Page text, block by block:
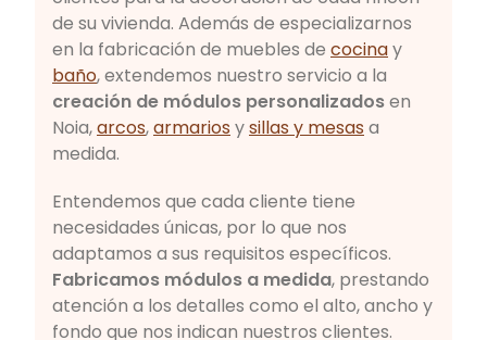
de su vivienda. Además de especializarnos
en la fabricación de muebles de cocinay
baño, extendemos nuestro servicio a la
creación de módulos personalizadosen
Noia,arcos,armarios ysillas y mesas a
medida.
Entendemos que cada cliente tiene
necesidades únicas, por lo que nos
adaptamos a sus requisitos específicos.
Fabricamos módulos a medida, prestando
atención a los detalles como el alto, ancho y
fondo que nos indican nuestros clientes.